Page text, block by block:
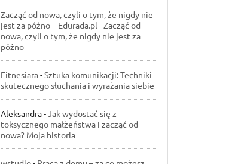
Zacząć od nowa, czyli o tym, że nigdy nie
jest za późno – Edurada.pl -Zacząć od
nowa, czyli o tym, że nigdy nie jest za
późno
Fitnesiara-Sztuka komunikacji: Techniki
skutecznego słuchania i wyrażania siebie
Aleksandra-Jak wydostać się z
toksycznego małżeństwa i zacząć od
nowa? Moja historia